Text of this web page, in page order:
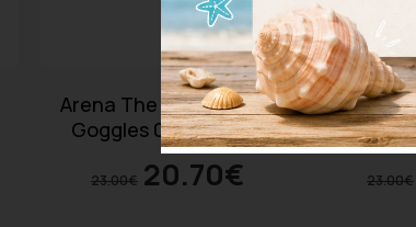
Arena The One Woman
Goggles 002756-100
23.00€ 20.70€
Arena
23.00€